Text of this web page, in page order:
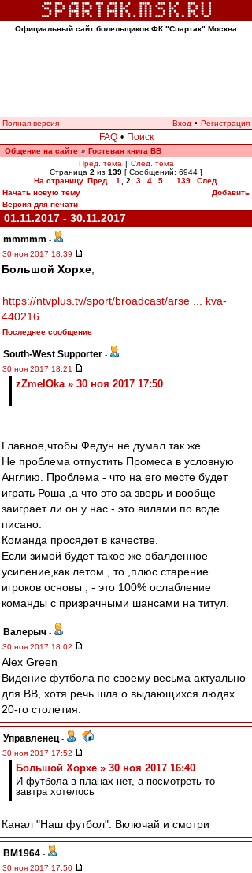
Официальный сайт болельщиков ФК "Спартак" Москва
Полная версия Вход • Регистрация
FAQ • Поиск
Общение на сайте » Гостевая книга ВВ
Пред. тема | След. тема
Страница 2 из 139 [ Сообщений: 6944 ]
На страницу Пред. 1 2 3 4 5 139
След.
Начать новую тему
Добавить
Версия для печати
01.11.2017 - 30.11.2017
mmmmm -
30 ноя 2017 18:39
Большой Хорхе
https://ntvplus.tv/sport/broadcast/arse ... kva-
440216
Последнее сообщение
South-West Supporter -
30 ноя 2017 18:21
zZmeIOka » 30 ноя 2017 17:50
Главное,чтобы Федун не думал так же.
Не проблема отпустить Промеса в условную
Англию. Проблема - что на его месте будет
играть Роша ,а что это за зверь и вообще
заиграет ли он у нас - это вилами по воде
писано.
Команда просядет в качестве.
Если зимой будет такое же обалденное
усиление,как летом , то ,плюс старение
игроков основы , - это 100% ослабление
команды с призрачными шансами на титул.
Валерыч -
30 ноя 2017 18:02
Alex Green
Видение футбола по своему весьма актуально
для ВВ, хотя речь шла о выдающихся людях
20-го столетия.
Управленец -
30 ноя 2017 17:52
Большой Хорхе » 30 ноя 2017 16:40
И футбола в планах нет, а посмотреть-то
завтра хотелось
Канал "Наш футбол". Включай и смотри
BM1964 -
30 ноя 2017 17:50